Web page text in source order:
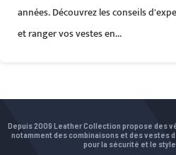
années. Découvrez les conseils
et ranger vos vestes en...
Depuis 2009 Leather Collection propose des
notamment des combinaisons et des vestes
pour la sécurité et le style